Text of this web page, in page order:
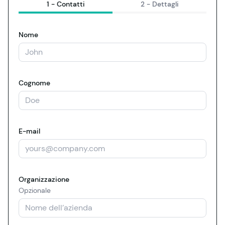
1 - Contatti 2 - Dettagli
Nome
Cognome
E-mail
Organizzazione
Opzionale